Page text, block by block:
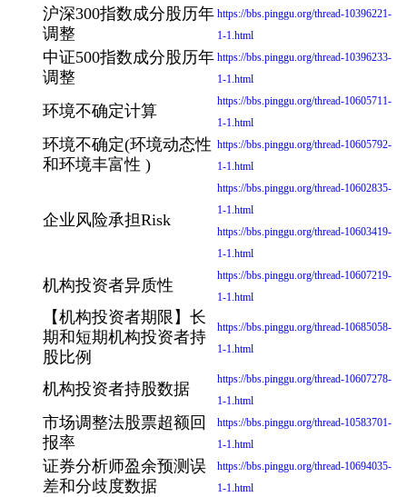
沪深300指数成分股历年
调整
https://bbs.pinggu.org/thread-10396221-
1-1.html
中证500指数成分股历年
调整
https://bbs.pinggu.org/thread-10396233-
1-1.html
环境不确定计算
https://bbs.pinggu.org/thread-10605711-
1-1.html
环境不确定(环境动态性
和环境丰富性 )
https://bbs.pinggu.org/thread-10605792-
1-1.html
企业风险承担Risk
https://bbs.pinggu.org/thread-10602835-
1-1.html
https://bbs.pinggu.org/thread-10603419-
1-1.html
机构投资者异质性
https://bbs.pinggu.org/thread-10607219-
1-1.html
【机构投资者期限】长
期和短期机构投资者持
股比例
https://bbs.pinggu.org/thread-10685058-
1-1.html
机构投资者持股数据
https://bbs.pinggu.org/thread-10607278-
1-1.html
市场调整法股票超额回
报率
https://bbs.pinggu.org/thread-10583701-
1-1.html
证券分析师盈余预测误
差和分歧度数据
https://bbs.pinggu.org/thread-10694035-
1-1.html